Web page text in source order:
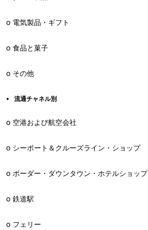
o 電気製品・ギフト
o 食品と菓子
o その他
流通チャネル別
o 空港および航空会社
o シーポート＆クルーズライン・ショップ
o ボーダー・ダウンタウン・ホテルショップ
o 鉄道駅
o フェリー